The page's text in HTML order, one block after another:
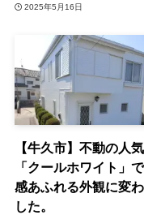
2025年5月16日
【牛久市】不動の人
「クールホワイト」
感あふれる外観に変
した。